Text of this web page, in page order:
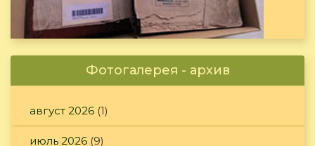
Фотогалерея - архив
август 2026 (1)
июль 2026 (9)